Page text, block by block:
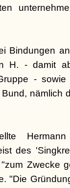
Bindungen
H. - damit
-
nämlich
des
Zwecke
"Die